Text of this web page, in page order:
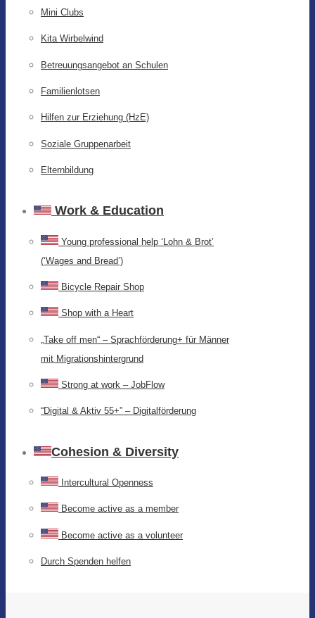
Mini Clubs
Kita Wirbelwind
Betreuungsangebot an Schulen
Familienlotsen
Hilfen zur Erziehung (HzE)
Soziale Gruppenarbeit
Elternbildung
Work & Education
Young professional help ‘Lohn & Brot’
(‘Wages and Bread’)
Bicycle Repair Shop
Shop with a Heart
„Take off men“ – Sprachförderung+ für Männer
mit Migrationshintergrund
Strong at work – JobFlow
“Digital & Aktiv 55+” – Digitalförderung
Cohesion & Diversity
Intercultural Openness
Become active as a member
Become active as a volunteer
Durch Spenden helfen